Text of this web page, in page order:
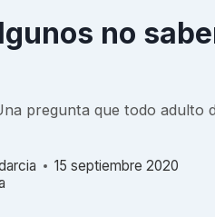
no
pregunta que todo
15 septiembre 2020